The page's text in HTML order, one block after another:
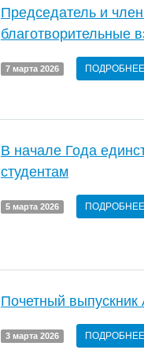
Председатель и
благотворительные
7 марта 2026
В начале Года
студентам
5 марта 2026
Почетный
3 марта 2026